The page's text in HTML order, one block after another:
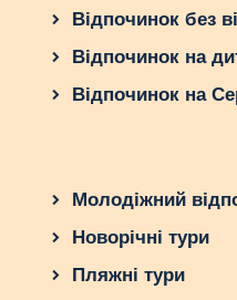
Відпочинок без
Відпочинок на
Відпочинок на
Молодіжний
Новорічні тури
Пляжні тури